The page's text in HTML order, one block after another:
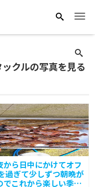
クルの写真を見る
ら日中にかけてオフ
過ぎて少しずつ朝晩が
これから楽しい季節